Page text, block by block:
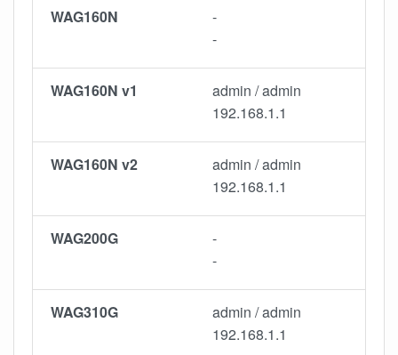
WAG160N
-
-
WAG160N v1
admin / admin
192.168.1.1
WAG160N v2
admin / admin
192.168.1.1
WAG200G
-
-
WAG310G
admin / admin
192.168.1.1